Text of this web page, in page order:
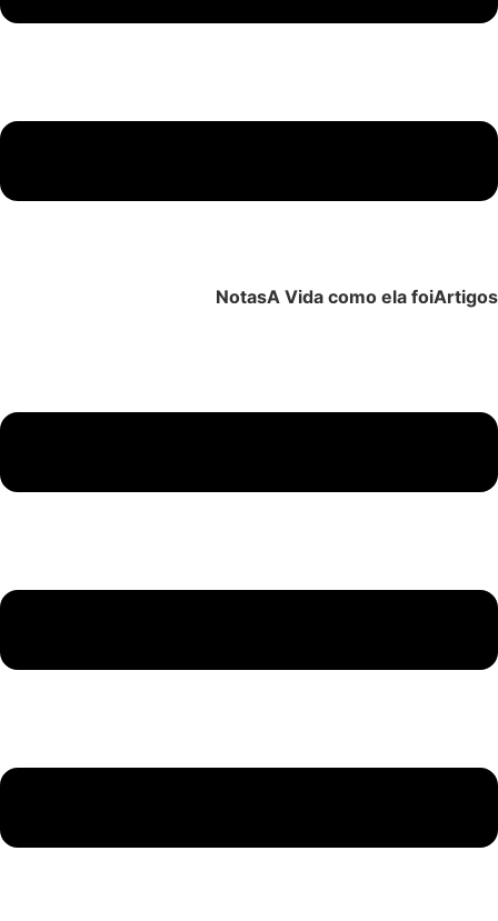
NotasA Vida como ela foiArtigos